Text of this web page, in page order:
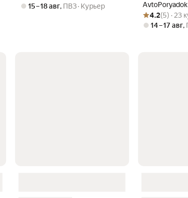
15 – 18 авг, ПВЗ Курьер
проем для
животных
Рейтинг товара:
Оценок: (5) · 23
4.2(5) · 23
14 – 17 авг,